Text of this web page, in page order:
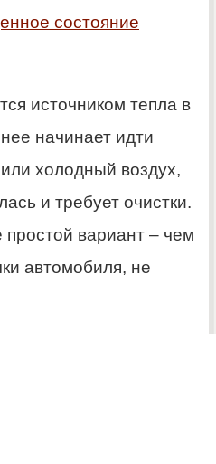
состояние
источником тепла в
начинает идти
холодный воздух,
и требует очистки.
вариант – чем
автомобиля, не